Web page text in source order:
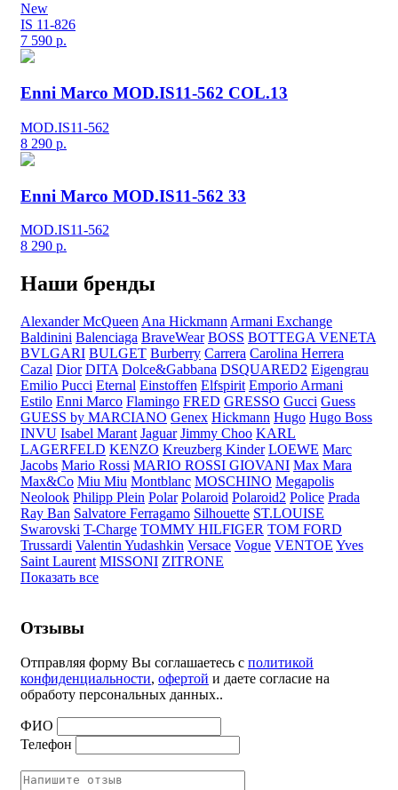
New
IS 11-826
7 590 р.
Enni Marco MOD.IS11-562 COL.13
MOD.IS11-562
8 290 р.
Enni Marco MOD.IS11-562 33
MOD.IS11-562
8 290 р.
Наши бренды
Alexander McQueen Ana Hickmann Armani Exchange
Baldinini Balenciaga BraveWear BOSS BOTTEGA VENETA
BVLGARI BULGET Burberry Carrera Carolina Herrera
Cazal Dior DITA Dolce&Gabbana DSQUARED2 Eigengrau
Emilio Pucci Eternal Einstoffen Elfspirit Emporio Armani
Estilo Enni Marco Flamingo FRED GRESSO Gucci Guess
GUESS by MARCIANO Genex Hickmann Hugo Hugo Boss
INVU Isabel Marant Jaguar Jimmy Choo KARL
LAGERFELD KENZO Kreuzberg Kinder LOEWE Marc
Jacobs Mario Rossi MARIO ROSSI GIOVANI Max Mara
Max&Co Miu Miu Montblanc MOSCHINO Megapolis
Neolook Philipp Plein Polar Polaroid Polaroid2 Police Prada
Ray Ban Salvatore Ferragamo Silhouette ST.LOUISE
Swarovski T-Charge TOMMY HILFIGER TOM FORD
Trussardi Valentin Yudashkin Versace Vogue VENTOE Yves
Saint Laurent MISSONI ZITRONE
Показать все
Отзывы
Отправляя форму Вы соглашаетесь с политикой
конфиденциальности, офертой и даете согласие на
обработу персональных данных..
ФИО
Телефон